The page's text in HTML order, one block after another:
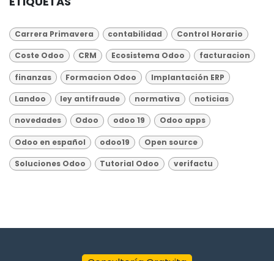
Carrera Primavera contabilidad Control Horario
Coste Odoo CRM Ecosistema Odoo facturacion
finanzas Formacion Odoo Implantación ERP
Landoo ley antifraude normativa noticias
novedades Odoo odoo 19 Odoo apps
Odoo en español odoo19 Open source
Soluciones Odoo Tutorial Odoo verifactu